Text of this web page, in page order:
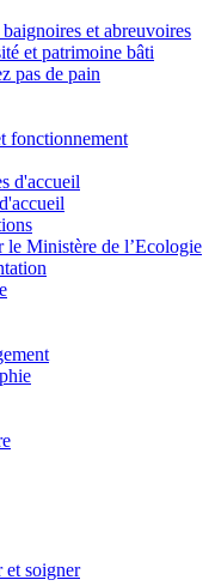
baignoires et abreuvoires
et patrimoine bâti
pas de pain
fonctionnement
d'accueil
le Ministère de l’Ecologie
soigner